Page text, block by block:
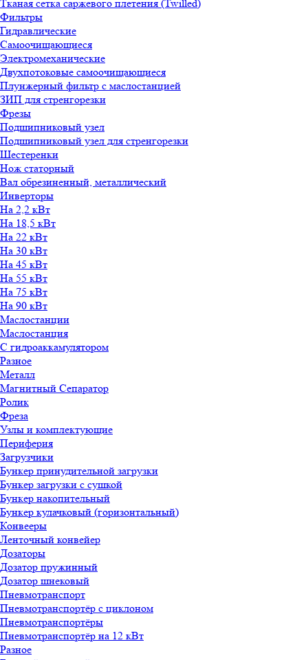
Тканая сетка саржевого плетения (Twilled)
Фильтры
Гидравлические
Самоочищающиеся
Электромеханические
Двухпотоковые самоочищающиеся
Плунжерный фильтр с маслостанцией
ЗИП для стренгорезки
Фрезы
Подшипниковый узел
Подшипниковый узел для стренгорезки
Шестеренки
Нож статорный
Вал обрезиненный, металлический
Инверторы
На 2,2 кВт
На 18,5 кВт
На 22 кВт
На 30 кВт
На 45 кВт
На 55 кВт
На 75 кВт
На 90 кВт
Маслостанции
Маслостанция
С гидроаккамулятором
Разное
Металл
Магнитный Сепаратор
Ролик
Фреза
Узлы и комплектующие
Периферия
Загрузчики
Бункер принудительной загрузки
Бункер загрузки с сушкой
Бункер накопительный
Бункер кулачковый (горизонтальный)
Конвееры
Ленточный конвейер
Дозаторы
Дозатор пружинный
Дозатор шнековый
Пневмотранспорт
Пневмотранспортёр с циклоном
Пневмотранспортёры
Пневмотранспортёр на 12 кВт
Разное